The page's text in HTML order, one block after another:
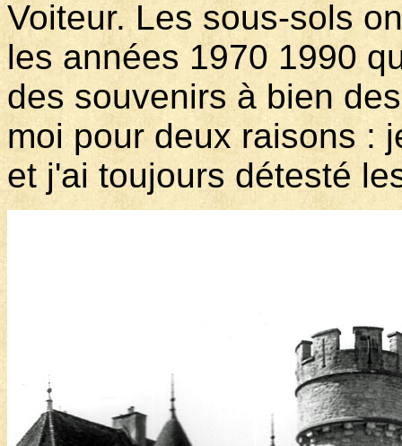
Voiteur. Les sous-sols
les années 1970 1990
des souvenirs à bien
moi pour deux raisons :
et j'ai toujours détesté